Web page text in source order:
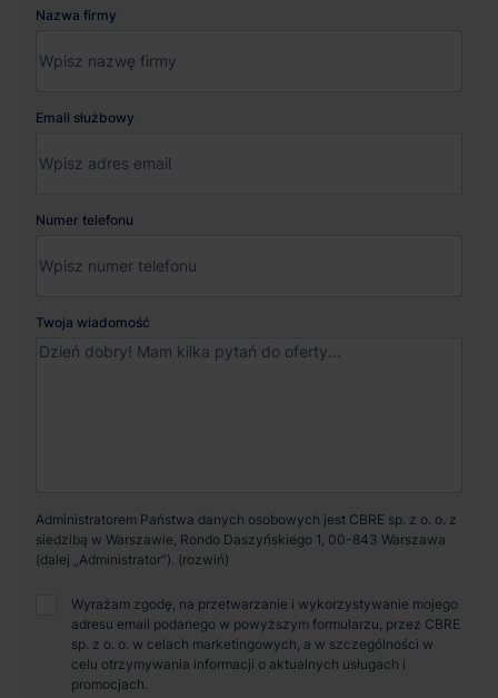
Nazwa firmy
Email służbowy
Numer telefonu
Twoja wiadomość
Administratorem Państwa danych osobowych jest CBRE sp. z o. o. z
siedzibą w Warszawie, Rondo Daszyńskiego 1, 00-843 Warszawa
(dalej „Administrator”).
Wyrażam zgodę, na przetwarzanie i wykorzystywanie mojego
adresu email podanego w powyższym formularzu, przez CBRE
sp. z o. o. w celach marketingowych, a w szczególności w
celu otrzymywania informacji o aktualnych usługach i
promocjach.